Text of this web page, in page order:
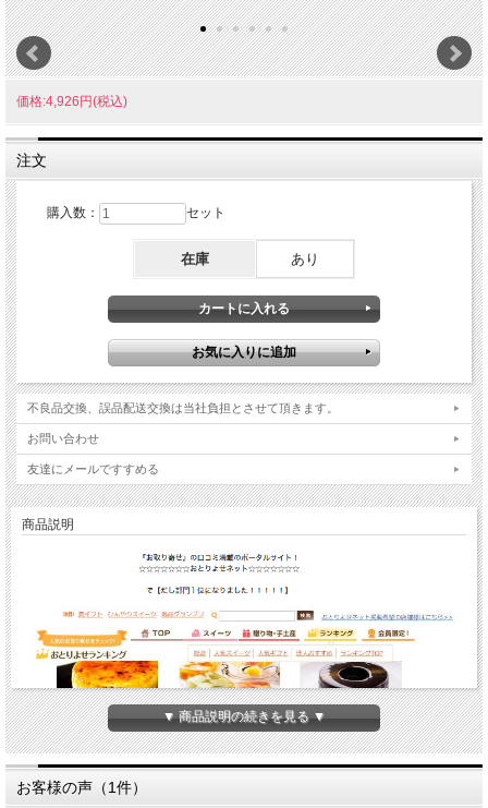
価格:4,926円(税込)
注文
購入数： セット
在庫 あり
不良品交換、誤品配送交換は当社負担とさせて頂きます。
お問い合わせ
友達にメールですすめる
商品説明
▼ 商品説明の続きを見る ▼
お客様の声（1件）